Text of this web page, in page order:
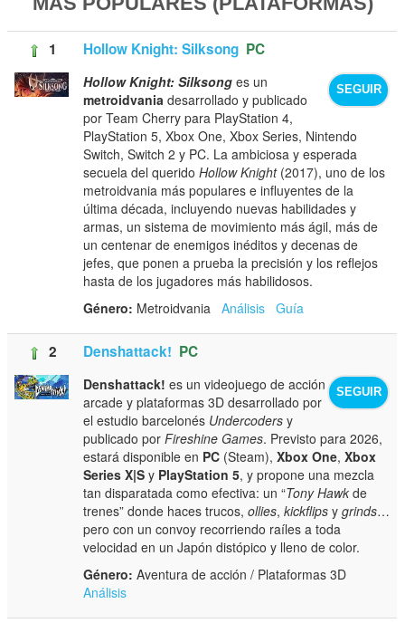
1 Hollow Knight: Silksong PC
SEGUIR
Hollow Knight: Silksong es un
metroidvania desarrollado y publicado
por Team Cherry para PlayStation 4,
PlayStation 5, Xbox One, Xbox Series, Nintendo
Switch, Switch 2 y PC. La ambiciosa y esperada
secuela del queridoHollow Knight(2017), uno de los
metroidvania más populares e influyentes de la
última década, incluyendo nuevas habilidades y
armas, un sistema de movimiento más ágil, más de
un centenar de enemigos inéditos y decenas de
jefes, que ponen a prueba la precisión y los reflejos
hasta de los jugadores más habilidosos.
Género: MetroidvaniaAnálisis Guía
2 Denshattack! PC
SEGUIR
Denshattack! es un videojuego de acción
arcade y plataformas 3D desarrollado por
el estudio barcelonés Undercoders y
publicado porFireshine Games. Previsto para 2026,
estará disponible en PC (Steam),Xbox One,Xbox
Series X|S y PlayStation 5, y propone una mezcla
tan disparatada como efectiva: un “Tony Hawk de
trenes” donde haces trucos,ollies,kickflips ygrinds…
pero con un convoy recorriendo raíles a toda
velocidad en un Japón distópico y lleno de color.
Género: Aventura de acción / Plataformas 3D
Análisis